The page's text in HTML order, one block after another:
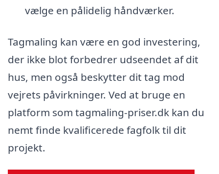
vælge en pålidelig håndværker.
Tagmaling kan være en god investering,
der ikke blot forbedrer udseendet af dit
hus, men også beskytter dit tag mod
vejrets påvirkninger. Ved at bruge en
platform som tagmaling-priser.dk kan du
nemt finde kvalificerede fagfolk til dit
projekt.